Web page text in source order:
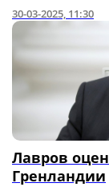
30-03-2025, 11:30
Лавров
Гренландии